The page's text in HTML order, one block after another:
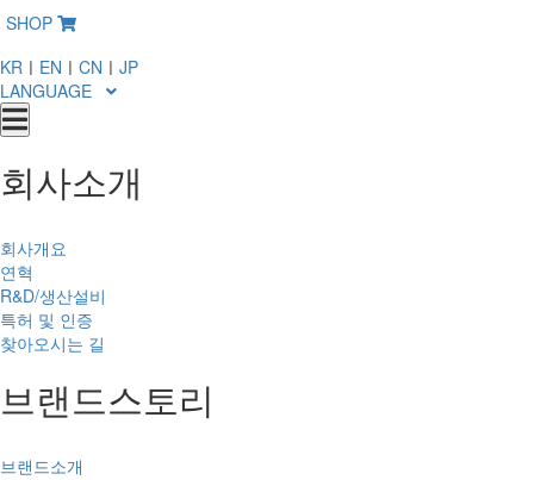
SHOP
KR ㅣ EN ㅣ CN ㅣ JP
LANGUAGE
회사소개
회사개요
연혁
R&D/생산설비
특허 및 인증
찾아오시는 길
브랜드스토리
브랜드소개